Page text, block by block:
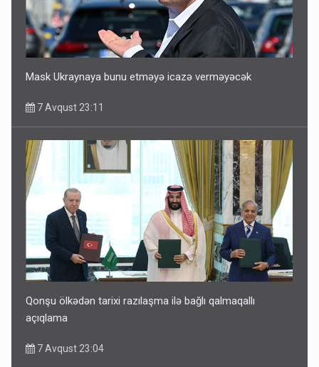
Mask Ukraynaya bunu etməyə icazə verməyəcək
7 Avqust 23:11
Qonşu ölkədən tarixi razılaşma ilə bağlı qalmaqallı
açıqlama
7 Avqust 23:04